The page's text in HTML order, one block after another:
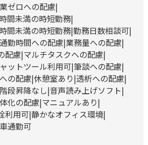
ゼロへの配慮
間未満の時短勤務
間未満の時短勤務 勤務日数相談可
通勤時間への配慮 業務量への配慮
配慮 マルチタスクへの配慮
ットツール利用可 筆談への配慮
の配慮 休憩室あり 透析への配慮
階段昇降なし 音声読み上げソフト
化の配慮 マニュアルあり
利用可 静かなオフィス環境
通勤可